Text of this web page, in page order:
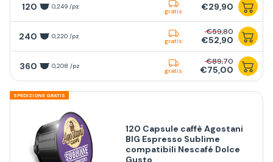
120 0,249 /pz
gratis €29,90
240 0,220 /pz
gratis
€59,80
€52,90
360 0,208 /pz
gratis
€89,70
€75,00
SPEDIZIONE GRATIS
120 Capsule caffè Agostani
BIG Espresso Sublime
compatibili Nescafé Dolce
Gusto